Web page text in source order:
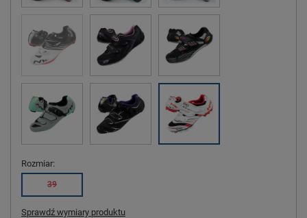
Rozmiar
39
Sprawdź wymiary produktu